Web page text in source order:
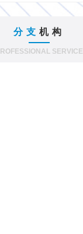
分支 机构
SERVICE